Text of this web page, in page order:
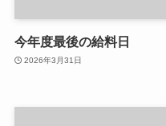
今年度最後の給料日
2026年3月31日